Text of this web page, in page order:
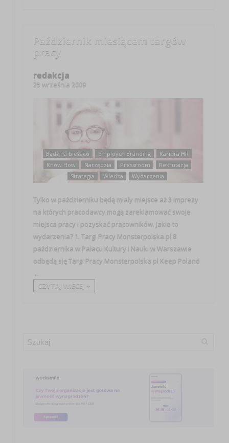
Październik miesiącem targów
pracy
redakcja
25 września 2009
Bądź na bieżąco Employer Branding
Kariera HR
Know How
Narzędzia Pressroom
Rekrutacja
Strategia
Wiedza Wydarzenia
Tylko w październiku będą miały miejsce aż 3 imprezy
na których pracodawcy mogą zareklamować swoje
miejsca pracy i pozyskać pracowników. Jakie to
wydarzenia? 1. Targi Pracy Monsterpolska.pl 8
października w Pałacu Kultury i Nauki w Warszawie
odbędą się Targi Pracy Monsterpolska.pl Keep Poland
...
CZYTAJ WIĘCEJ +